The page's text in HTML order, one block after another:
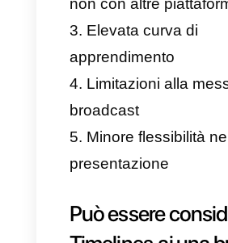
sia o meno uno
implementare
se, magari,
un’alternativa